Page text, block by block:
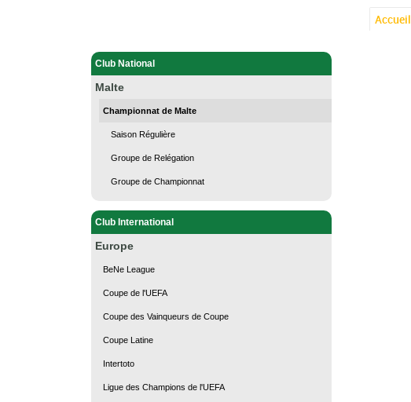
Club National
Malte
Championnat de Malte
Saison Régulière
Groupe de Relégation
Groupe de Championnat
Club International
Europe
BeNe League
Coupe de l'UEFA
Coupe des Vainqueurs de Coupe
Coupe Latine
Intertoto
Ligue des Champions de l'UEFA
Accueil